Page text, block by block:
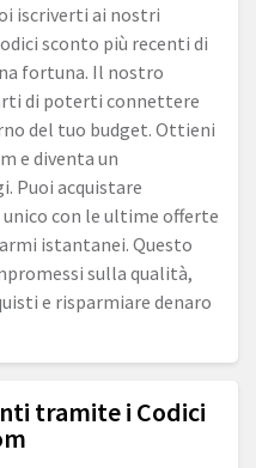
iscriverti ai nostri
sconto più recenti di
fortuna. Il nostro
di poterti connettere
del tuo budget. Ottieni
e diventa un
Puoi acquistare
con le ultime offerte
istantanei. Questo
sulla qualità,
e risparmiare denaro
tramite i Codici